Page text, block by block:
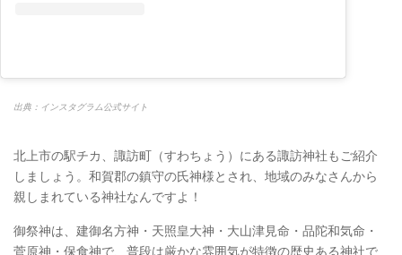
出典：インスタグラム公式サイト
北上市の駅チカ、諏訪町（すわちょう）にある諏訪神社もご紹介
しましょう。和賀郡の鎮守の氏神様とされ、地域のみなさんから
親しまれている神社なんですよ！
御祭神は、建御名方神・天照皇大神・大山津見命・品陀和気命・
菅原神・保食神で、普段は厳かな雰囲気が特徴の歴史ある神社で